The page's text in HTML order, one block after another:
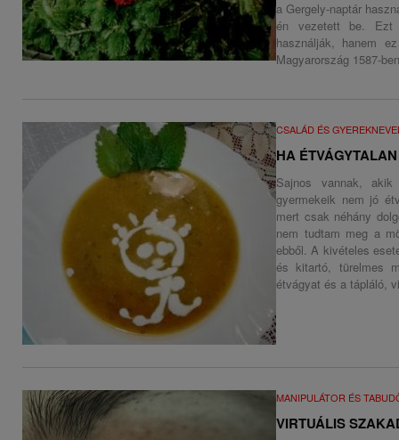
a Gergely-naptár
én vezetett be. Ezt
használják, hanem
Magyarország 1587-
CSALÁD ÉS
HA
Sajnos vannak,
gyermekeik nem jó
mert csak néhány
nem tudtam meg a
ebből. A kivételes
és kitartó, türelmes
étvágyat és a tápláló,
MANIPULÁTOR ÉS
VIRTUÁLIS